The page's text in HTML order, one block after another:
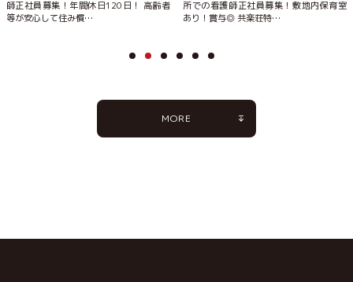
師正社員募集！年間休日120日！ 高齢者
等が安心して住み慣…
所での看護師正社員募集！敷地内保育室
あり！賞与◎ 共楽荘特…
MORE